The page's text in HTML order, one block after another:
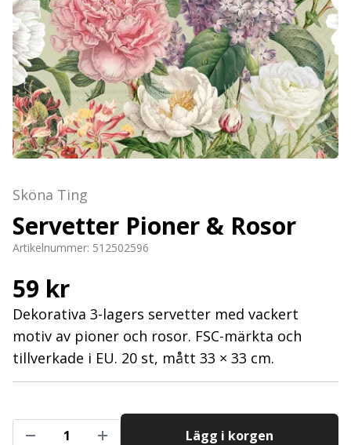
Sköna Ting
Servetter Pioner & Rosor
Artikelnummer: 512502596
59 kr
Dekorativa 3-lagers servetter med vackert
motiv av pioner och rosor. FSC-märkta och
tillverkade i EU. 20 st, mått 33 × 33 cm.
Lägg i korgen